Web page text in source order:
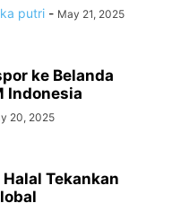
putri - May 21, 2025
ke Belanda
Indonesia
20, 2025
Tekankan